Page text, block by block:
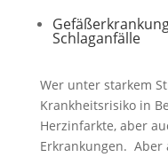
Schlaganfälle
Wer unter starkem
Krankheitsrisiko in
Herzinfarkte, aber
Erkrankungen. Aber